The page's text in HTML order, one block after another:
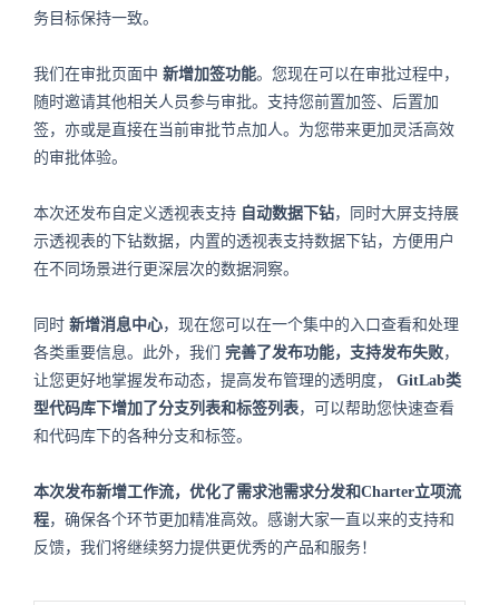
务目标保持一致。
我们在审批页面中 新增加签功能。您现在可以在审批过程中，
随时邀请其他相关人员参与审批。支持您前置加签、后置加
签，亦或是直接在当前审批节点加人。为您带来更加灵活高效
的审批体验。
本次还发布自定义透视表支持 自动数据下钻，同时大屏支持展
示透视表的下钻数据，内置的透视表支持数据下钻，方便用户
在不同场景进行更深层次的数据洞察。
同时 新增消息中心，现在您可以在一个集中的入口查看和处理
各类重要信息。此外，我们 完善了发布功能，支持发布失败，
让您更好地掌握发布动态，提高发布管理的透明度， GitLab类
型代码库下增加了分支列表和标签列表，可以帮助您快速查看
和代码库下的各种分支和标签。
本次发布新增工作流，优化了需求池需求分发和Charter立项流
程，确保各个环节更加精准高效。感谢大家一直以来的支持和
反馈，我们将继续努力提供更优秀的产品和服务！